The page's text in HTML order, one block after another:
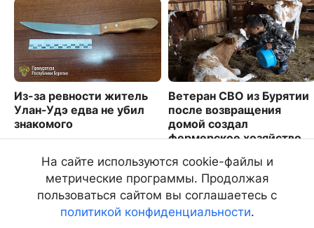
Из-за ревности житель
Улан-Удэ едва не убил
знакомого
Ветеран СВО из Бурятии
после возвращения
домой создал
фермерское хозяйство
3859
На сайте используются cookie-файлы и
метрические программы. Продолжая
пользоваться сайтом вы соглашаетесь с
политикой конфиденциальности.